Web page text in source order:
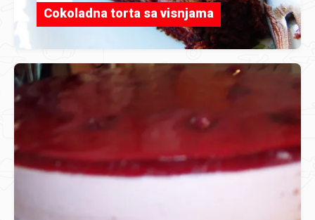
Cokoladna torta sa visnjama